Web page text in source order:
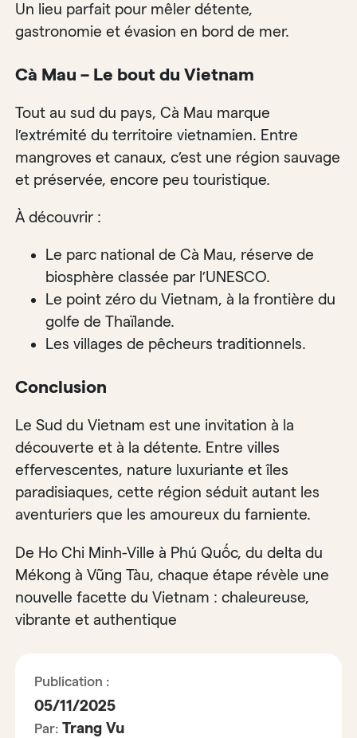
Un lieu parfait pour mêler détente,
gastronomie et évasion en bord de mer.
Cà Mau – Le bout du Vietnam
Tout au sud du pays, Cà Mau marque
l’extrémité du territoire vietnamien. Entre
mangroves et canaux, c’est une région sauvage
et préservée, encore peu touristique.
À découvrir :
Le parc national de Cà Mau, réserve de
biosphère classée par l’UNESCO.
Le point zéro du Vietnam, à la frontière du
golfe de Thaïlande.
Les villages de pêcheurs traditionnels.
Conclusion
Le Sud du Vietnam est une invitation à la
découverte et à la détente. Entre villes
effervescentes, nature luxuriante et îles
paradisiaques, cette région séduit autant les
aventuriers que les amoureux du farniente.
De Ho Chi Minh-Ville à Phú Quốc, du delta du
Mékong à Vũng Tàu, chaque étape révèle une
nouvelle facette du Vietnam : chaleureuse,
vibrante et authentique
Publication :
05/11/2025
Par: Trang Vu